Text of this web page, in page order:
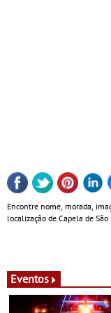
Encontre nome, morada,
localização de Capela de
Eventos